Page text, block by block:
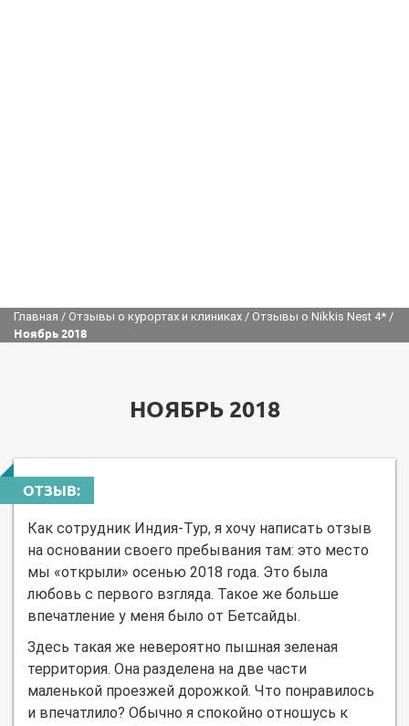
Главная / Отзывы о курортах и клиниках / Отзывы о Nikkis Nest 4* /
Ноябрь 2018
НОЯБРЬ 2018
ОТЗЫВ:
Как сотрудник Индия-Тур, я хочу написать отзыв
на основании своего пребывания там: это место
мы «открыли» осенью 2018 года. Это была
любовь с первого взгляда. Такое же больше
впечатление у меня было от Бетсайды.
Здесь такая же невероятно пышная зеленая
территория. Она разделена на две части
маленькой проезжей дорожкой. Что понравилось
и впечатлило? Обычно я спокойно отношусь к